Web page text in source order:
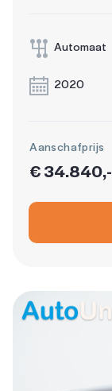
Automaat
2020
Aanschafprijs
€ 34.840,-